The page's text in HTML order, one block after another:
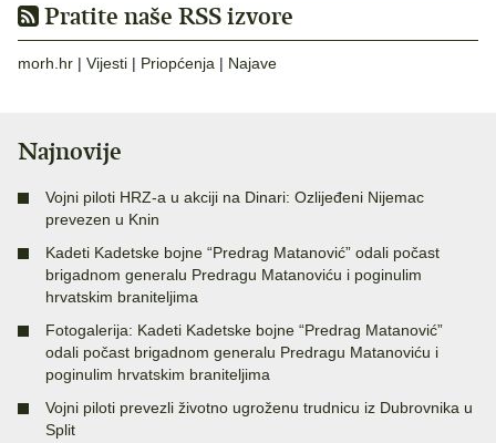
Pratite naše RSS izvore
morh.hr | Vijesti | Priopćenja | Najave
Najnovije
Vojni piloti HRZ-a u akciji na Dinari: Ozlijeđeni Nijemac
prevezen u Knin
Kadeti Kadetske bojne “Predrag Matanović” odali počast
brigadnom generalu Predragu Matanoviću i poginulim
hrvatskim braniteljima
Fotogalerija: Kadeti Kadetske bojne “Predrag Matanović”
odali počast brigadnom generalu Predragu Matanoviću i
poginulim hrvatskim braniteljima
Vojni piloti prevezli životno ugroženu trudnicu iz Dubrovnika u
Split